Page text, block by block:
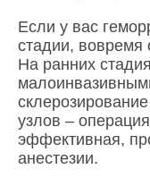
Если у вас
стадии, вовремя
На ранних
узлов –
эффективная,
анестезии.